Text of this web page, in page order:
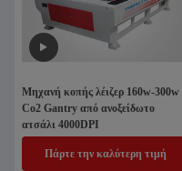
Μηχανή κοπής λέιζερ 160w-300w
Co2 Gantry από ανοξείδωτο
ατσάλι 4000DPI
Πάρτε την καλύτερη τιμή